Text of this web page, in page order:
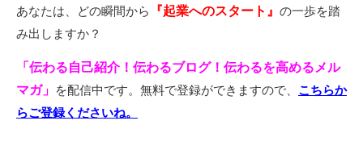
あなたは、どの瞬間から 『起業へのスタート』 の一歩を踏
み出しますか？
「伝わる自己紹介！伝わるブログ！伝わるを高めるメル
マガ」 を配信中です。無料で登録ができますので、 こちらか
らご登録くださいね。